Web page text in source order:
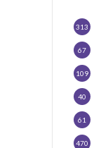
313
67
109
40
61
470